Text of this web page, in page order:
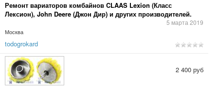
Ремонт вариаторов комбайнов CLAAS Lexion (Класс
Лексион), John Deere (Джон Дир) и других производителей.
5 марта 2019
Москва
todogrokard
2 400 руб